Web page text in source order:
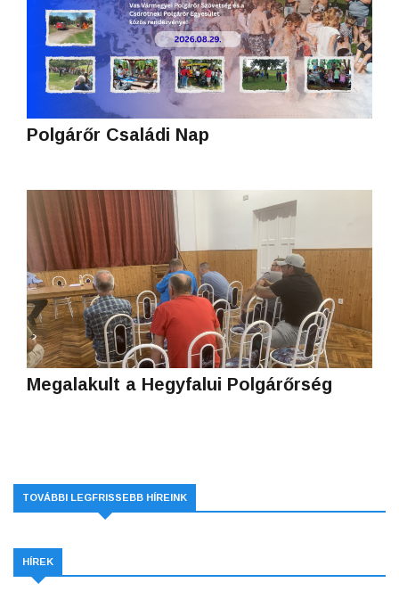
Polgárőr Családi Nap
Megalakult a Hegyfalui Polgárőrség
TOVÁBBI LEGFRISSEBB HÍREINK
HÍREK